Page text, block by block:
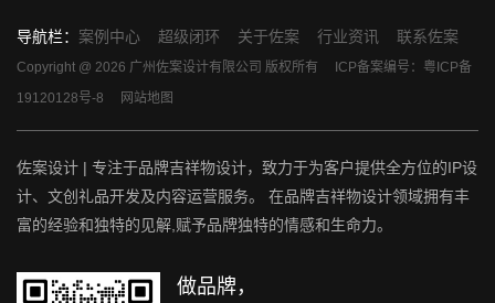
导航栏： 案例中心 超级闭环 关于佐案 行业资讯 联系佐案
Copyright @ 2026 广州佐案设计有限公司 版权所有
ICP备案编号：粤ICP备
19120128号-8
网站地图
佐案设计 | 专注于品牌吉祥物设计，致力于为客户提供全方位的IP设
计、文创礼品开发及内容运营服务。 在品牌吉祥物设计领域拥有丰
富的经验和独特的见解,赋予品牌独特的情感和生命力。
做品牌，